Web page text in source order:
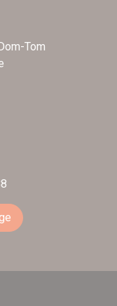
Tom